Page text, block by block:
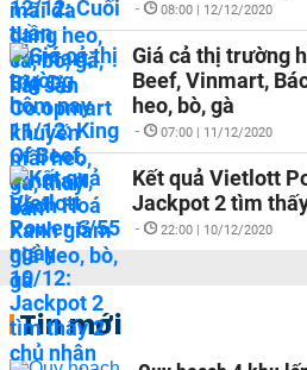
- 08:00 | 12/12/2020
Giá cả thị trường
Beef, Vinmart,
heo, bò, gà
- 07:00 | 11/12/2020
Kết quả Vietlott
Jackpot 2 tìm
- 22:00 | 10/12/2020
Tin mới